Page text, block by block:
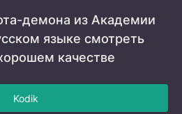
демона из Академии
языке смотреть
качестве
Kodik